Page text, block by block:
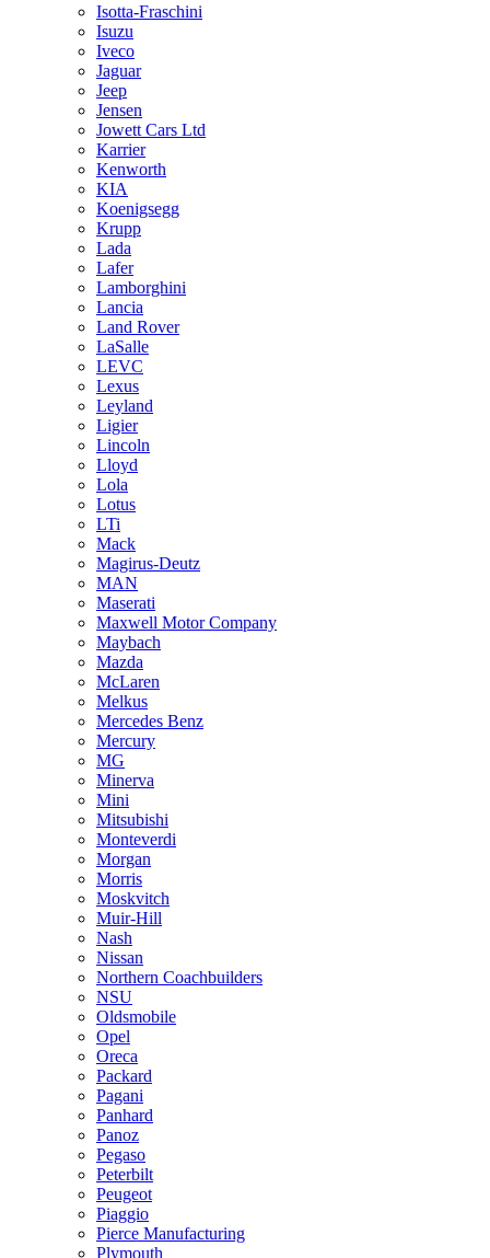
Isotta-Fraschini
Isuzu
Iveco
Jaguar
Jeep
Jensen
Jowett Cars Ltd
Karrier
Kenworth
KIA
Koenigsegg
Krupp
Lada
Lafer
Lamborghini
Lancia
Land Rover
LaSalle
LEVC
Lexus
Leyland
Ligier
Lincoln
Lloyd
Lola
Lotus
LTi
Mack
Magirus-Deutz
MAN
Maserati
Maxwell Motor Company
Maybach
Mazda
McLaren
Melkus
Mercedes Benz
Mercury
MG
Minerva
Mini
Mitsubishi
Monteverdi
Morgan
Morris
Moskvitch
Muir-Hill
Nash
Nissan
Northern Coachbuilders
NSU
Oldsmobile
Opel
Oreca
Packard
Pagani
Panhard
Panoz
Pegaso
Peterbilt
Peugeot
Piaggio
Pierce Manufacturing
Plymouth